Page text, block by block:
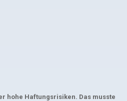
hohe Haftungsrisiken. Das musste